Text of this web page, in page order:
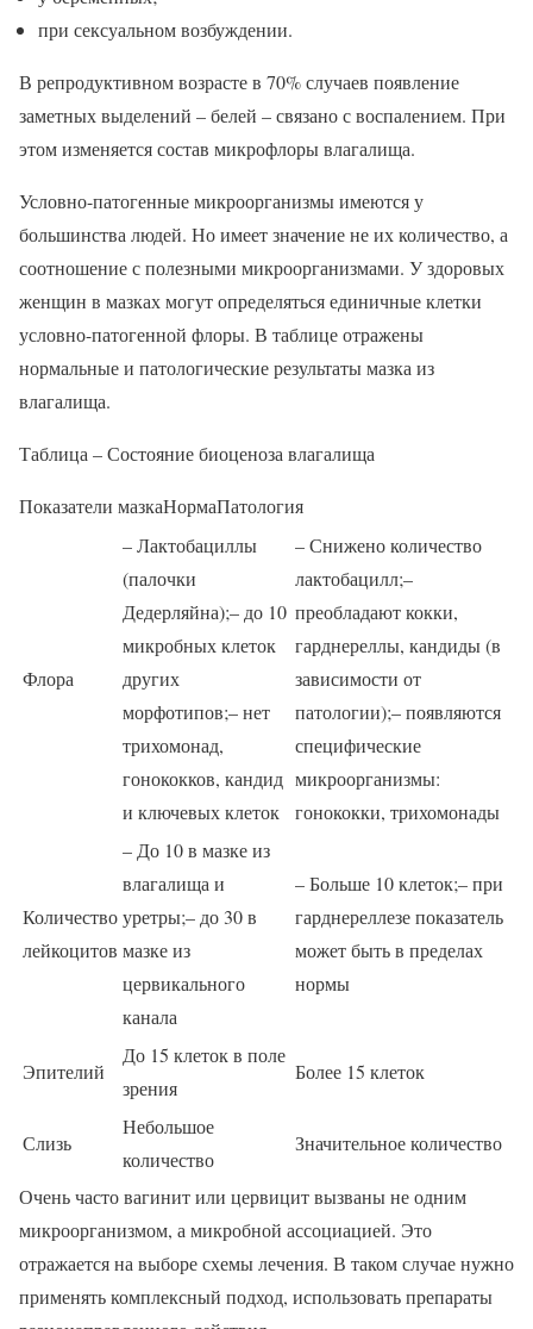
при сексуальном возбуждении.
В репродуктивном возрасте в 70% случаев появление
заметных выделений – белей – связано с воспалением. При
этом изменяется состав микрофлоры влагалища.
Условно-патогенные микроорганизмы имеются у
большинства людей. Но имеет значение не их количество, а
соотношение с полезными микроорганизмами. У здоровых
женщин в мазках могут определяться единичные клетки
условно-патогенной флоры. В таблице отражены
нормальные и патологические результаты мазка из
влагалища.
Таблица – Состояние биоценоза влагалища
Показатели мазкаНормаПатология
Флора
– Лактобациллы
(палочки
Дедерляйна);– до 10
микробных клеток
других
морфотипов;– нет
трихомонад,
гонококков, кандид
и ключевых клеток
– Снижено количество
лактобацилл;–
преобладают кокки,
гарднереллы, кандиды (в
зависимости от
патологии);– появляются
специфические
микроорганизмы:
гонококки, трихомонады
Количество
лейкоцитов
– До 10 в мазке из
влагалища и
уретры;– до 30 в
мазке из
цервикального
канала
– Больше 10 клеток;– при
гарднереллезе показатель
может быть в пределах
нормы
Эпителий
До 15 клеток в поле
зрения
Более 15 клеток
Слизь
Небольшое
количество
Значительное количество
Очень часто вагинит или цервицит вызваны не одним
микроорганизмом, а микробной ассоциацией. Это
отражается на выборе схемы лечения. В таком случае нужно
применять комплексный подход, использовать препараты